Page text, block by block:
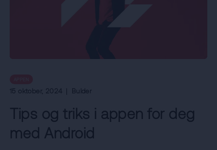
15 oktober, 2024 | Bulder
Tips og triks i appen for deg
med Android